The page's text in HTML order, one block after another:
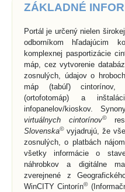
ZÁKLADNÉ
Portál je určený nielen
odborníkom hľadajúcim
komplexnej pasportizácie
máp, cez vytvorenie
zosnulých, údajov o
máp (tabúľ) cintorínov,
(ortofotomáp) a
infopanelov/kioskov.
virtuálnych cintorínov©
Slovenska©vyjadrujú, že
zosnulých, o platbách
všetky informácie o
náhrobkov a digitálne
zverejnené z
WinCITY Cintorín©